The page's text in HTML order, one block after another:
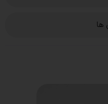
ها